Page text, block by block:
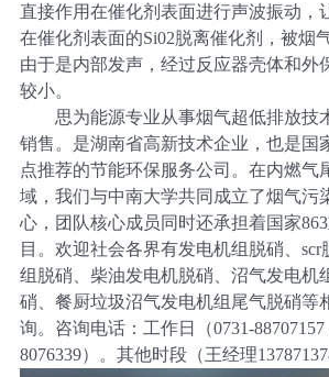
直接作用在催化剂表面进行声波振动，
在催化剂表面的Si02脱离催化剂，被烟
由于是内部发声，经过反应器壳体和外
较小。
思为能源专业从事烟气超低排放技
销售。是湖南省高新技术企业，也是国
点推荐的节能环保服务公司。在内燃气
域，我们与中南大学共同成立了烟气污
心，团队核心成员同时还承担着国家
目。欢迎社会各界有发电机组脱硝、
组脱硝、柴油发电机脱硝、沼气发电机
硝、餐厨垃圾沼气发电机组尾气脱硝等
询。咨询电话：工作日（0731-88707157
8076339）。其他时段（王经理